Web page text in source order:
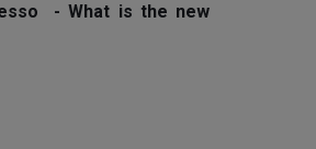
- What is the new